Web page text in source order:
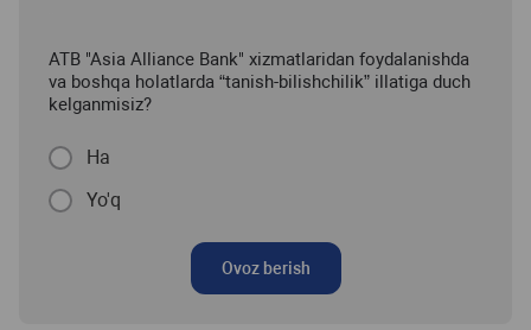
ATB "Asia Alliance Bank" xizmatlaridan foydalanishda
va boshqa holatlarda “tanish-bilishchilik” illatiga duch
kelganmisiz?
Ha
Yo'q
Ovoz berish